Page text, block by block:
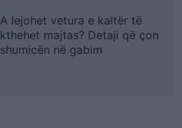
A lejohet vetura e kaltër të
kthehet majtas? Detaji që çon
shumicën në gabim